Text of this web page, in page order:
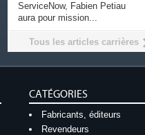
ServiceNow, Fabien Petiau
aura pour mission...
Tous les articles carrières
CATÉGORIES
Fabricants, éditeurs
Revendeurs